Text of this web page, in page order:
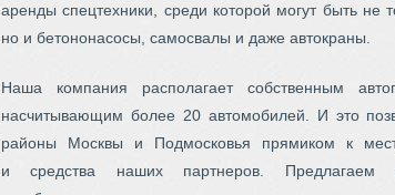
аренды спецтехники, среди которой могут быть не
но и бетононасосы, самосвалы и даже автокраны.
Наша компания располагает собственным
насчитывающим более 20 автомобилей. И это
районы Москвы и Подмосковья прямиком к
и средства наших партнеров. Предлагаем